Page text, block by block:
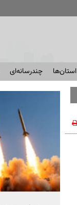
استان‌ها چندرسانه‌ای